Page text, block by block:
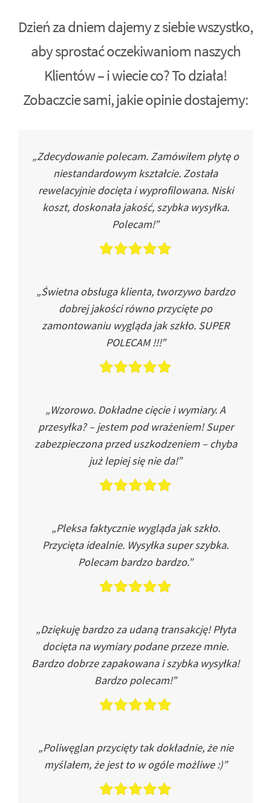
Dzień za dniem dajemy z siebie wszystko,
aby sprostać oczekiwaniom naszych
Klientów – i wiecie co? To działa!
Zobaczcie sami, jakie opinie dostajemy:
„Zdecydowanie polecam. Zamówiłem płytę o
niestandardowym kształcie. Została
rewelacyjnie docięta i wyprofilowana. Niski
koszt, doskonała jakość, szybka wysyłka.
Polecam!”
„Świetna obsługa klienta, tworzywo bardzo
dobrej jakości równo przycięte po
zamontowaniu wygląda jak szkło. SUPER
POLECAM !!!”
„Wzorowo. Dokładne cięcie i wymiary. A
przesyłka? – jestem pod wrażeniem! Super
zabezpieczona przed uszkodzeniem – chyba
już lepiej się nie da!”
„Pleksa faktycznie wygląda jak szkło.
Przycięta idealnie. Wysyłka super szybka.
Polecam bardzo bardzo.”
„Dziękuję bardzo za udaną transakcję! Płyta
docięta na wymiary podane przeze mnie.
Bardzo dobrze zapakowana i szybka wysyłka!
Bardzo polecam!”
„Poliwęglan przycięty tak dokładnie, że nie
myślałem, że jest to w ogóle możliwe :)”